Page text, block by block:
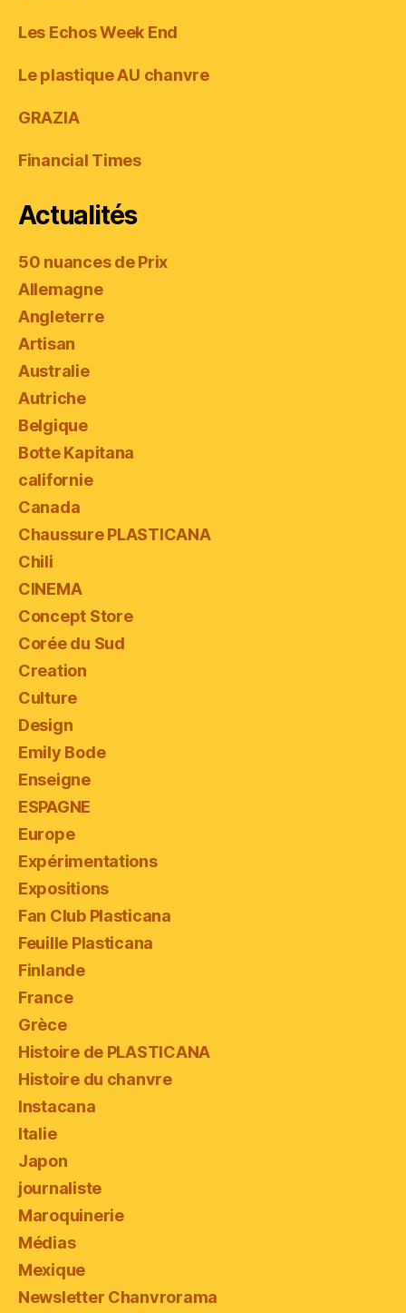
Les Echos Week End
Le plastique AU chanvre
GRAZIA
Financial Times
Actualités
50 nuances de Prix
Allemagne
Angleterre
Artisan
Australie
Autriche
Belgique
Botte Kapitana
californie
Canada
Chaussure PLASTICANA
Chili
CINEMA
Concept Store
Corée du Sud
Creation
Culture
Design
Emily Bode
Enseigne
ESPAGNE
Europe
Expérimentations
Expositions
Fan Club Plasticana
Feuille Plasticana
Finlande
France
Grèce
Histoire de PLASTICANA
Histoire du chanvre
Instacana
Italie
Japon
journaliste
Maroquinerie
Médias
Mexique
Newsletter Chanvrorama